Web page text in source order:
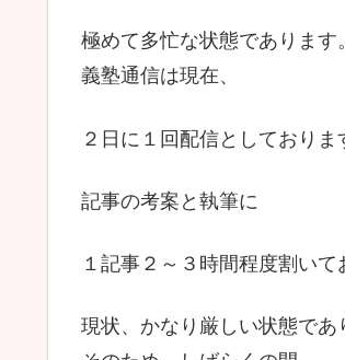
極めて多忙な状態であります。
義塾通信は現在、
２日に１回配信としておりま
記事の考案と執筆に
１記事２～３時間程度割いて
現状、かなり厳しい状態であ